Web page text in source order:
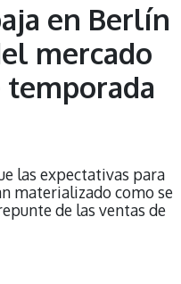
en Berlín
mercado
las expectativas para
materializado como se
de las ventas de